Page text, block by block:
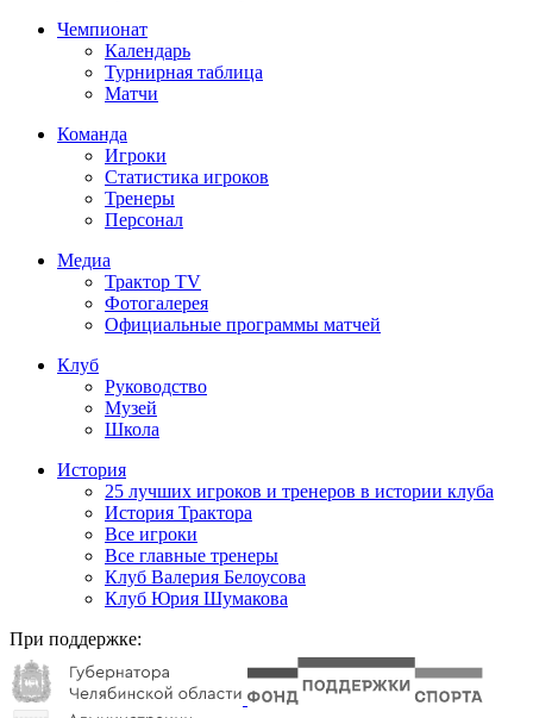
Чемпионат
Календарь
Турнирная таблица
Матчи
Команда
Игроки
Статистика игроков
Тренеры
Персонал
Медиа
Трактор TV
Фотогалерея
Официальные программы матчей
Клуб
Руководство
Музей
Школа
История
25 лучших игроков и тренеров в истории клуба
История Трактора
Все игроки
Все главные тренеры
Клуб Валерия Белоусова
Клуб Юрия Шумакова
При поддержке: